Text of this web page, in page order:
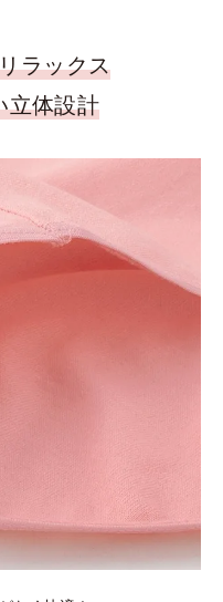
ラックス
立体設計